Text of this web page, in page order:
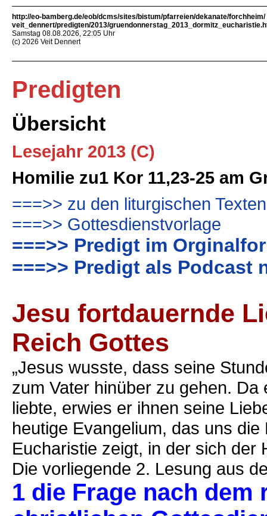
http://eo-bamberg.de/eob/dcms/sites/bistum/pfarreien/dekanate/forchheim/
veit_dennert/predigten/2013/
Samstag 08.08.2026, 22:05 Uhr
(c) 2026 Veit Dennert
Predigten
Übersicht
Lesejahr 2013 (C)
Homilie zu1 Kor 11,23-25 am
===>> zu den liturgischen Texten
===>> Gottesdienstvorlage
===>> Predigt im
===>> Predigt als Podcast
Jesu fortdauernde
Reich Gottes
„Jesus wusste, dass seine
zum Vater hinüber zu gehen.
liebte, erwies er ihnen seine
heutige Evangelium, das uns
Eucharistie zeigt, in der sich der
Die vorliegende 2. Lesung aus
1 die Frage nach dem